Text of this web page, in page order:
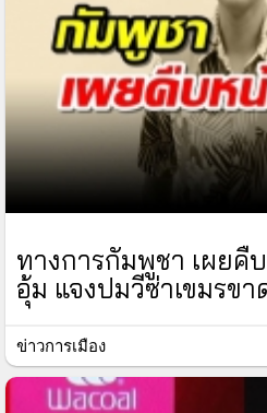
ทางการกัมพูชา เผยคื
อุ้ม แจงปมวีซ่าเขมรขา
ข่าวการเมือง